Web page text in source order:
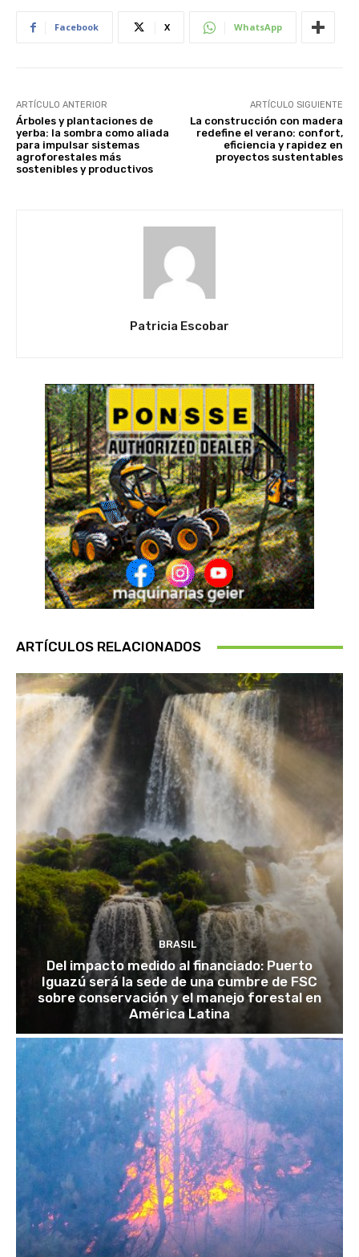
Facebook X WhatsApp
ARTÍCULO ANTERIOR
Árboles y plantaciones de
yerba: la sombra como aliada
para impulsar sistemas
agroforestales más
sostenibles y productivos
ARTÍCULO SIGUIENTE
La construcción con madera
redefine el verano: confort,
eficiencia y rapidez en
proyectos sustentables
Patricia Escobar
ARTÍCULOS RELACIONADOS
BRASIL
Del impacto medido al financiado: Puerto
Iguazú será la sede de una cumbre de FSC
sobre conservación y el manejo forestal en
América Latina